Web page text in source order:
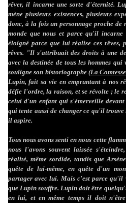
rêver, il incarne une sorte d'éternité.
mène plusieurs existences, plusieurs
donc, à la fois un personnage proche
monde que nous et parce qu'il incarne
éloigné parce que lui réalise ces
rêves. "Il s'attribuait des droits à une
avec la destinée de tous les hommes
souligne son historiographe (La
Lupin, fait sa vie en empruntant à nos
défie l'ordre, la raison, et se révolte ; le
celui d'un enfant qui s'émerveille devant
qui tente aussi de changer ce qu'il
il aspire.
Tous nous avons senti en nous cette
nous l'avons souvent laissée
réalité, même sordide, tandis que
quête de lui-même, en quête d'un
partager avec lui. Mais c'est parce qu'il
que Lupin souffre. Lupin doit être
en lui, et en même temps il doit